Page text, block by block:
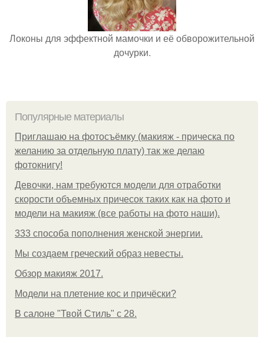
Локоны для эффектной мамочки и её обворожительной
дочурки.
Популярные материалы
Приглашаю на фотосъёмку (макияж - прическа по
желанию за отдельную плату) так же делаю
фотокнигу!
Девочки, нам требуются модели для отработки
скорости объемных причесок таких как на фото и
модели на макияж (все работы на фото наши).
333 способа пополнения женской энергии.
Мы создаем греческий образ невесты.
Обзор макияж 2017.
Модели на плетение кос и причёски?
В салоне "Твой Стиль" с 28.